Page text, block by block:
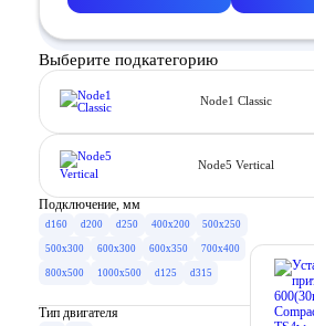
Выберите подкатегорию
Node1 Classic
Node5 Vertical
Подключение, мм
d160 d200 d250 400x200 500x250
500x300 600x300 600x350 700x400
800x500 1000x500 d125 d315
Тип двигателя